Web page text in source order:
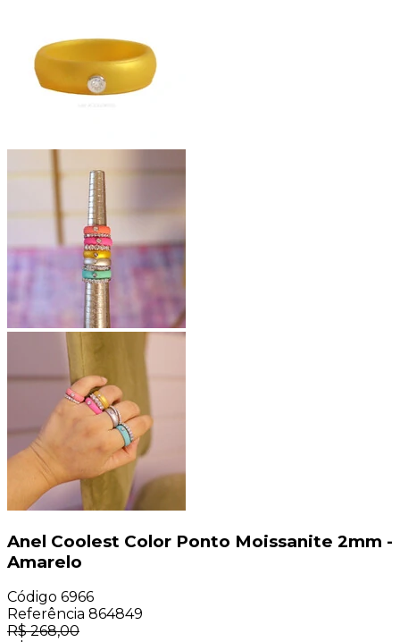
Anel Coolest Color Ponto Moissanite 2mm -
Amarelo
Código 6966
Referência 864849
R$268,00